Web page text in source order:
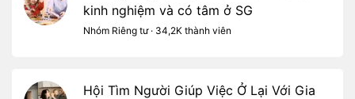
kinh nghiệm và có tâm ở SG
Nhóm Riêng tư · 34,2K thành viên
Hội Tìm Người Giúp Việc Ở Lại Với Gia